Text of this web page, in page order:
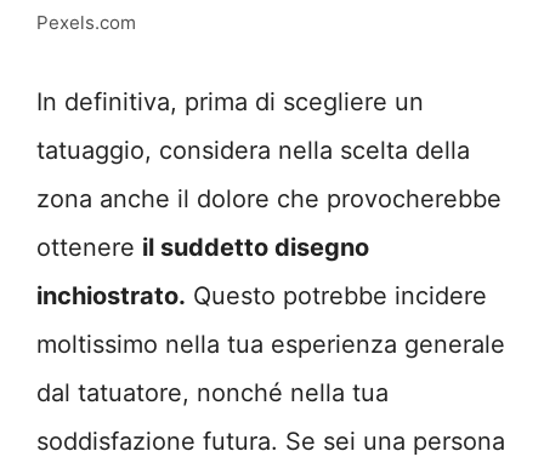
Pexels.com
In definitiva, prima di scegliere un
tatuaggio, considera nella scelta della
zona anche il dolore che provocherebbe
ottenere il suddetto disegno
inchiostrato. Questo potrebbe incidere
moltissimo nella tua esperienza generale
dal tatuatore, nonché nella tua
soddisfazione futura. Se sei una persona